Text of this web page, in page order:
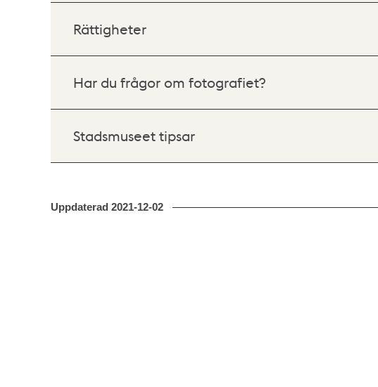
Rättigheter
Har du frågor om fotografiet?
Stadsmuseet tipsar
Uppdaterad 2021-12-02